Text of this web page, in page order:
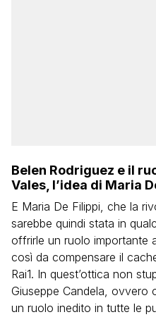
Belen Rodriguez e il
Vales, l’idea di Maria
E Maria De Filippi, che la
sarebbe quindi stata in
offrirle un ruolo importante
così da compensare il
Rai1. In quest’ottica non
Giuseppe Candela, ovvero
un ruolo inedito in tutte le